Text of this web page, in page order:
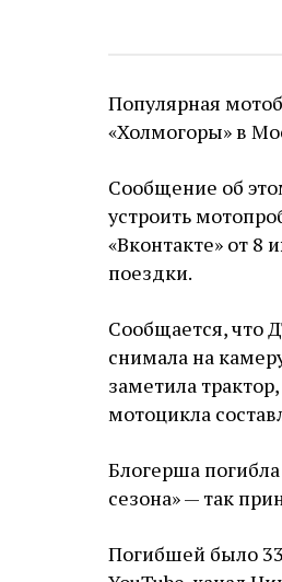
Популярная
«Холмогоры» в
Сообщение об
устроить
«Вконтакте» от 8
поездки.
Сообщается, что
снимала на
заметила
мотоцикла
Блогерша
сезона» — так
Погибшей было 33